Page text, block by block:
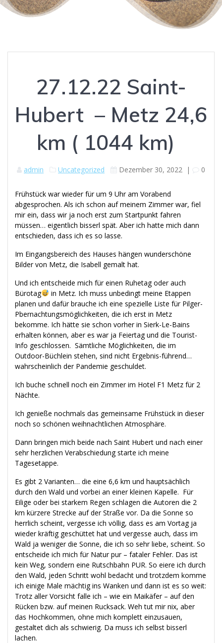
27.12.22 Saint-
Hubert – Metz 24,6
km ( 1044 km)
admin Uncategorized Dezember 30, 2022 | 0
Frühstück war wieder für um 9 Uhr am Vorabend
abgesprochen. Als ich schon auf meinem Zimmer war, fiel
mir ein, dass wir ja noch erst zum Startpunkt fahren
müssen… eigentlich bisserl spät. Aber ich hatte mich dann
entschieden, dass ich es so lasse.
Im Eingangsbereich des Hauses hängen wunderschöne
Bilder von Metz, die Isabell gemalt hat.
Und ich entscheide mich für einen Ruhetag oder auch
Bürotag
in Metz. Ich muss unbedingt meine Etappen
planen und dafür brauche ich eine spezielle Liste für Pilger-
Pbernachtungsmöglichkeiten, die ich erst in Metz
bekomme. Ich hätte sie schon vorher in Sierk-Le-Bains
erhalten können, aber es war ja Feiertag und die Tourist-
Info geschlossen. Sämtliche Möglichkeiten, die im
Outdoor-Büchlein stehen, sind nicht Ergebnis-führend…
wahrscheinlich der Pandemie geschuldet.
Ich buche schnell noch ein Zimmer im Hotel F1 Metz für 2
Nächte.
Ich genieße nochmals das gemeinsame Frühstück in dieser
noch so schönen weihnachtlichen Atmosphäre.
Dann bringen mich beide nach Saint Hubert und nach einer
sehr herzlichen Verabschiedung starte ich meine
Tagesetappe.
Es gibt 2 Varianten… die eine 6,6 km und hauptsächlich
durch den Wald und vorbei an einer kleinen Kapelle. Für
Eilige oder bei starkem Regen schlagen die Autoren die 2
km kürzere Strecke auf der Straße vor. Da die Sonne so
herrlich scheint, vergesse ich völlig, dass es am Vortag ja
wieder kräftig geschüttet hat und vergesse auch, dass im
Wald ja weniger die Sonne, die ich so sehr liebe, scheint. So
entscheide ich mich für Natur pur – fataler Fehler. Das ist
kein Weg, sondern eine Rutschbahn PUR. So eiere ich durch
den Wald, jeden Schritt wohl bedacht und trotzdem komme
ich einige Male mächtig ins Wanken und dann ist es so weit:
Trotz aller Vorsicht falle ich – wie ein Maikäfer – auf den
Rücken bzw. auf meinen Rucksack. Weh tut mir nix, aber
das Hochkommen, ohne mich komplett einzusauen,
gestaltet dich als schwierig. Da muss ich selbst bisserl
lachen.